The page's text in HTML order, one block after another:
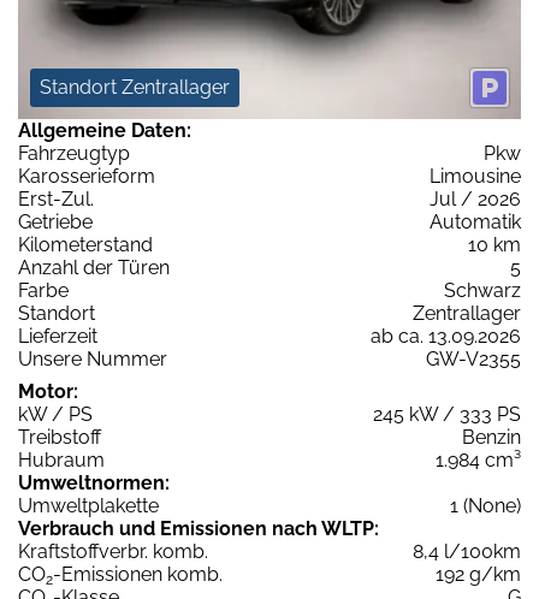
Standort Zentrallager
Allgemeine Daten:
Fahrzeugtyp
Pkw
Karosserieform
Limousine
Erst-Zul.
Jul / 2026
Getriebe
Automatik
Kilometerstand
10 km
Anzahl der Türen
5
Farbe
Schwarz
Standort
Zentrallager
Lieferzeit
ab ca. 13.09.2026
Unsere Nummer
GW-V2355
Motor:
kW / PS
245 kW / 333 PS
Treibstoff
Benzin
Hubraum
1.984 cm³
Umweltnormen:
Umweltplakette
1 (None)
Verbrauch und Emissionen nach WLTP:
Kraftstoffverbr. komb.
8,4 l/100km
CO2-Emissionen komb.
192 g/km